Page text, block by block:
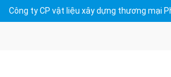
Công ty CP vật liệu xây dựng thương mại